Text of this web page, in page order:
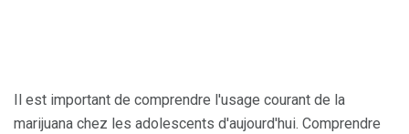
Il est important de comprendre l'usage courant de la
marijuana chez les adolescents d'aujourd'hui. Comprendre